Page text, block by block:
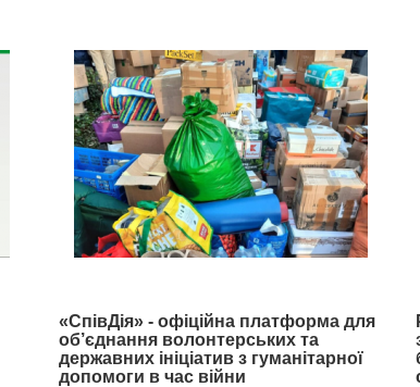
«СпівДія» - офіційна платформа для
об’єднання волонтерських та
державних ініціатив з гуманітарної
допомоги в час війни